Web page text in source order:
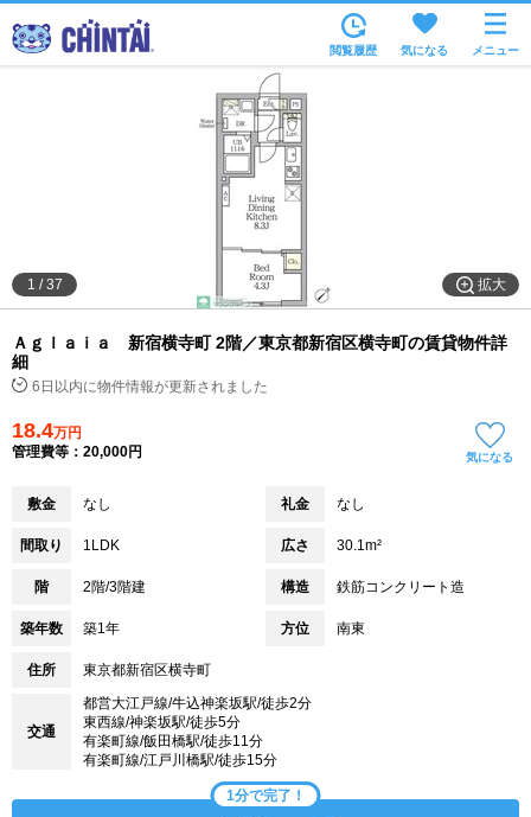
沿線・駅から
住所から
家賃相場から
通勤通学時間から
物件特集から
不動産会社から
TOP
閲覧履歴 気になる メニュー
拡大
1 /37
Ａｇｌａｉａ 新宿横寺町 2階／東京都新宿区横寺町の賃貸物件詳
細
6日以内に物件情報が更新されました
18.4万円
管理費等：20,000円
気になる
敷金 なし 礼金 なし
間取り 1LDK 広さ 30.1m²
階 2階/3階建 構造 鉄筋コンクリート造
築年数 築1年 方位 南東
住所 東京都新宿区横寺町
交通
都営大江戸線/牛込神楽坂駅/徒歩2分
東西線/神楽坂駅/徒歩5分
有楽町線/飯田橋駅/徒歩11分
有楽町線/江戸川橋駅/徒歩15分
1分で完了！